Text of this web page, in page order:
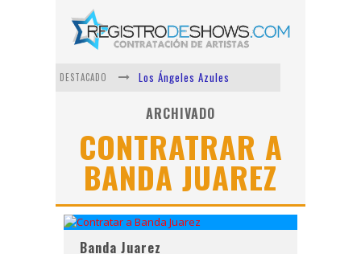
DESTACADO
Los Ángeles Azules
Shows via streaming
Lit Killah
Nicki Nicole
Duki
Vi Em
ARCHIVADO
CONTRATRAR A
BANDA JUAREZ
Banda Juarez